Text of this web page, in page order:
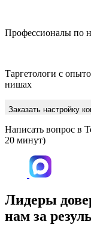
Профессионалы по
Таргетологи с
нишах
Заказать настройку
Написать вопрос в
20 минут)
Лидеры
нам за